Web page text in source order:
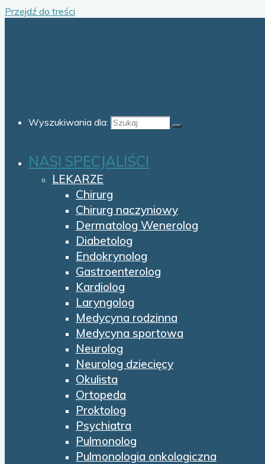
Przejdź do treści
Wyszukiwania dla:
NASI SPECJALIŚCI
LEKARZE
Chirurg
Chirurg naczyniowy
Dermatolog Wenerolog
Diabetolog
Endokrynolog
Gastroenterolog
Kardiolog
Laryngolog
Medycyna rodzinna
Medycyna sportowa
Neurolog
Neurolog dziecięcy
Okulista
Ortopeda
Proktolog
Psychiatra
Pulmonolog
Pulmonologia onkologiczna